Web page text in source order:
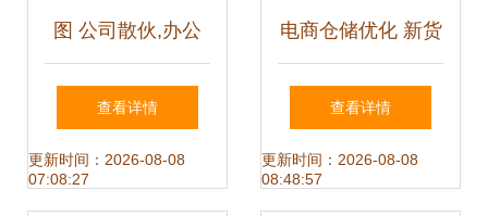
图 公司散伙,办公
用品全部甩卖4500
深圳办公用品
查看详情
更新时间：2026-08-08
07:08:27
电商仓储优化 新货
架与二手选择，兼
顾办公与电器存储
查看详情
更新时间：2026-08-08
08:48:57